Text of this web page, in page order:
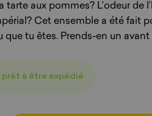
tarte aux pommes? L’odeur de
Cet ensemble a été fait
que tu êtes. Prends-en un avant
prêt à être expédié